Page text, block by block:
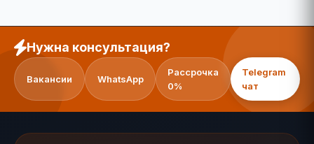
Нужна консультация?
Вакансии WhatsApp
Рассрочка
0%
Telegram
чат